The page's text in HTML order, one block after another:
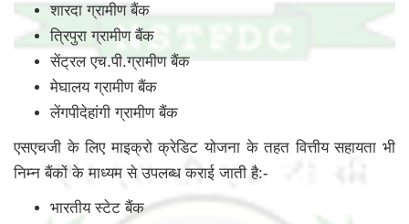
शारदा ग्रामीण बैंक
त्रिपुरा ग्रामीण बैंक
सेंट्रल एच.पी.ग्रामीण बैंक
मेघालय ग्रामीण बैंक
लेंगपीदेहांगी ग्रामीण बैंक
एसएचजी के लिए माइक्रो क्रेडिट योजना के तहत वित्तीय सहायता भी
निम्न बैंकों के माध्यम से उपलब्ध कराई जाती है:-
भारतीय स्टेट बैंक